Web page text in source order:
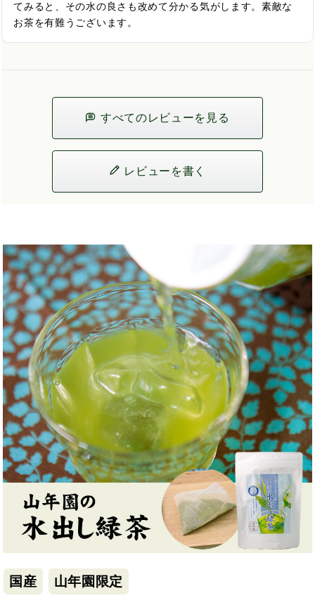
てみると、その水の良さも改めて分かる気がします。素敵な
お茶を有難うございます。
すべてのレビューを見る
レビューを書く
国産 山年園限定